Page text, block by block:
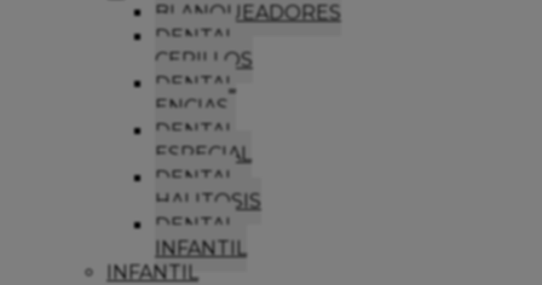
BLANQUEADORES
DENTAL
CEPILLOS
DENTAL
ENCIAS
DENTAL
ESPECIAL
DENTAL
HALITOSIS
DENTAL
INFANTIL
INFANTIL